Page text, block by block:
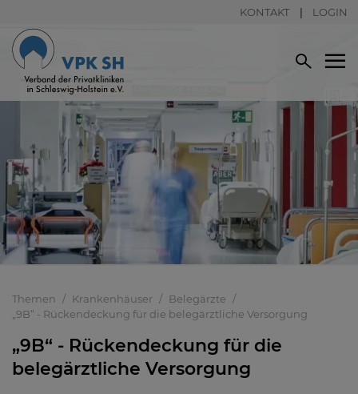
KONTAKT LOGIN
Themen Krankenhäuser
Belegärzte
„9B“ - Rückendeckung für die belegärztliche Versorgung
„9B“ - Rückendeckung für die
belegärztliche Versorgung